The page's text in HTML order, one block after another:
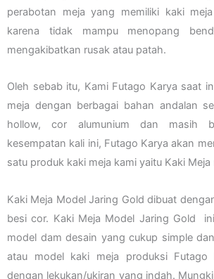
perabotan meja yang memiliki kaki
karena tidak mampu menopang
mengakibatkan rusak atau patah.
Oleh sebab itu, Kami Futago Karya saat
meja dengan berbagai bahan andalan
hollow, cor alumunium dan masih
kesempatan kali ini, Futago Karya akan
satu produk kaki meja kami yaitu Kaki
Kaki Meja Model Jaring Gold dibuat
besi cor. Kaki Meja Model Jaring Gold
model dam desain yang cukup simple
atau model kaki meja produksi Futago
dengan lekukan/ukiran yang indah.